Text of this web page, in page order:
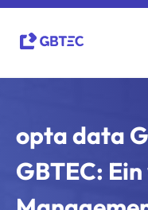
opta data
GBTEC: